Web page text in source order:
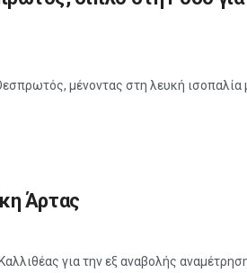
μένοντας στη λευκή ισοπαλία
Άρτας
για την εξ αναβολής